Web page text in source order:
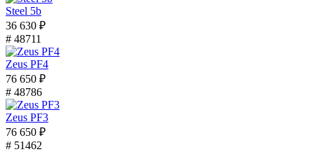
Steel 5b
36 630 ₽
# 48711
Zeus PF4
76 650 ₽
# 48786
Zeus PF3
76 650 ₽
# 51462